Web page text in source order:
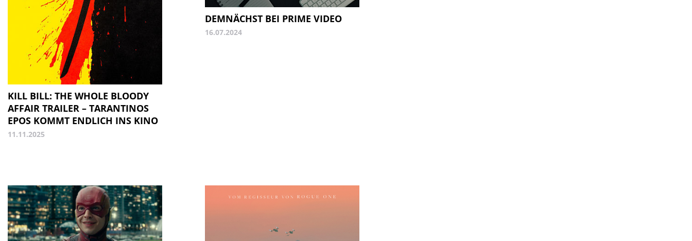
KILL BILL: THE WHOLE BLOODY
AFFAIR TRAILER – TARANTINOS
EPOS KOMMT ENDLICH INS KINO
11.11.2025
DEMNÄCHST BEI PRIME VIDEO
16.07.2024